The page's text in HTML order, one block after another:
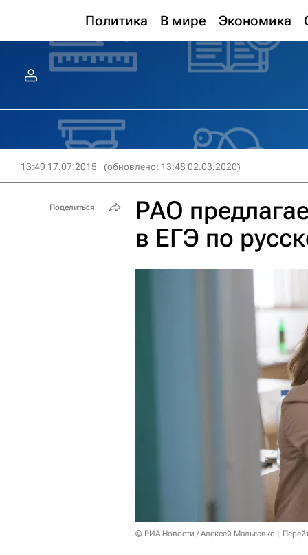
Политика В мире Экономика
13:49 17.07.2015 (обновлено: 13:48 02.03.2020)
РАО
в ЕГЭ по
© РИА Новости / Алексей Мальгавко
Поделиться